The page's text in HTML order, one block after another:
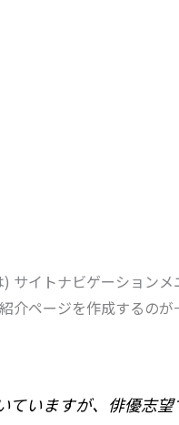
サイトナビゲーション
ページを作成するの
いますが、俳優志